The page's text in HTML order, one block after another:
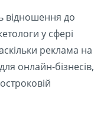
відношення до
у сфері
реклама на
онлайн-бізнесів,